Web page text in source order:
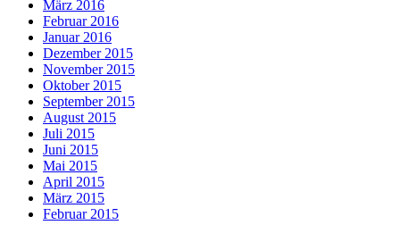
März 2016
Februar 2016
Januar 2016
Dezember 2015
November 2015
Oktober 2015
September 2015
August 2015
Juli 2015
Juni 2015
Mai 2015
April 2015
März 2015
Februar 2015